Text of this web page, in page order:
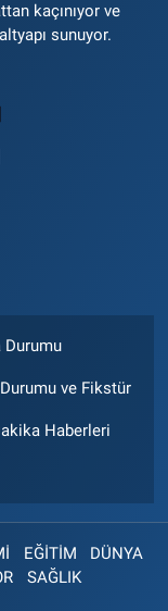
kaçınıyor ve
sunuyor.
Durumu
ve Fikstür
Haberleri
EĞİTİM
DÜNYA
SAĞLIK